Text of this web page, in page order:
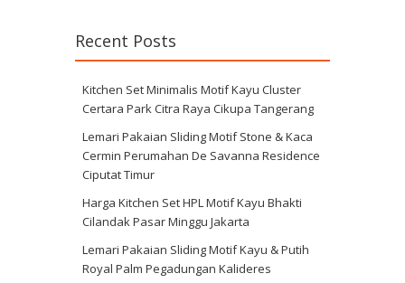
Recent Posts
Kitchen Set Minimalis Motif Kayu Cluster
Certara Park Citra Raya Cikupa Tangerang
Lemari Pakaian Sliding Motif Stone & Kaca
Cermin Perumahan De Savanna Residence
Ciputat Timur
Harga Kitchen Set HPL Motif Kayu Bhakti
Cilandak Pasar Minggu Jakarta
Lemari Pakaian Sliding Motif Kayu & Putih
Royal Palm Pegadungan Kalideres